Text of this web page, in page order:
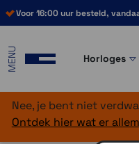
Voor 16:00 uur besteld,
MENU Horloges
Nee, je bent niet
Ontdek hier wat er